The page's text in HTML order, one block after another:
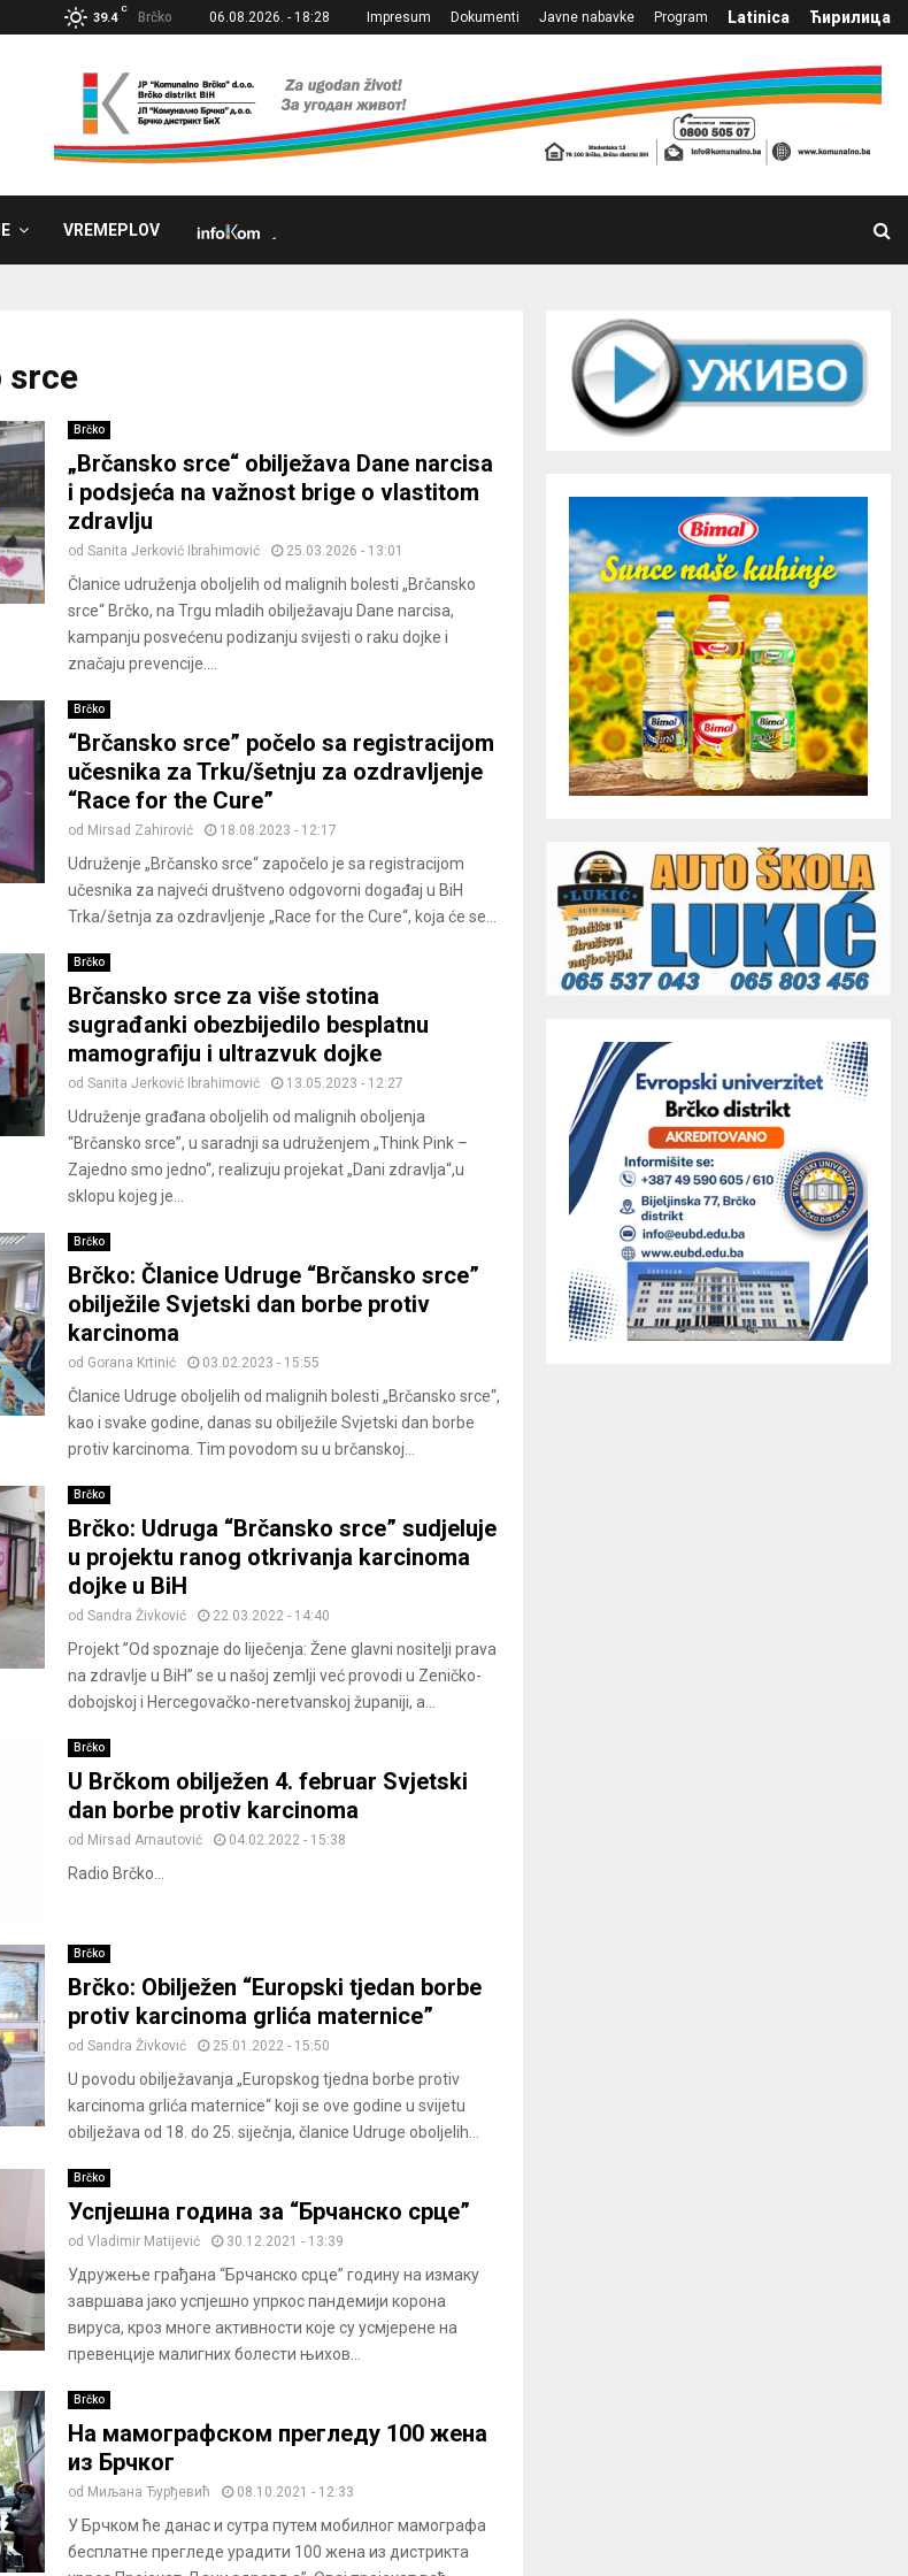
39.4
C
Brčko 06.08.2026. - 18:28 Impresum Dokumenti Javne nabavke Program Latinica Ћирилица
VREMEPLOV
srce
Brčko
„Brčansko srce“ obilježava Dane narcisa
i podsjeća na važnost brige o vlastitom
zdravlju
od Sanita Jerković Ibrahimović 25.03.2026 - 13:01
Članice udruženja oboljelih od malignih bolesti „Brčansko
srce“ Brčko, na Trgu mladih obilježavaju Dane narcisa,
kampanju posvećenu podizanju svijesti o raku dojke i
značaju prevencije....
Brčko
“Brčansko srce” počelo sa registracijom
učesnika za Trku/šetnju za ozdravljenje
“Race for the Cure”
od Mirsad Zahirović 18.08.2023 - 12:17
Udruženje „Brčansko srce“ započelo je sa registracijom
učesnika za najveći društveno odgovorni događaj u BiH
Trka/šetnja za ozdravljenje „Race for the Cure“, koja će se...
Brčko
Brčansko srce za više stotina
sugrađanki obezbijedilo besplatnu
mamografiju i ultrazvuk dojke
od Sanita Jerković Ibrahimović 13.05.2023 - 12:27
Udruženje građana oboljelih od malignih oboljenja
“Brčansko srce”, u saradnji sa udruženjem „Think Pink –
Zajedno smo jedno“, realizuju projekat „Dani zdravlja“,u
sklopu kojeg je...
Brčko
Brčko: Članice Udruge “Brčansko srce”
obilježile Svjetski dan borbe protiv
karcinoma
od Gorana Krtinić 03.02.2023 - 15:55
Članice Udruge oboljelih od malignih bolesti „Brčansko srce“,
kao i svake godine, danas su obilježile Svjetski dan borbe
protiv karcinoma. Tim povodom su u brčanskoj...
Brčko
Brčko: Udruga “Brčansko srce” sudjeluje
u projektu ranog otkrivanja karcinoma
dojke u BiH
od Sandra Živković 22.03.2022 - 14:40
Projekt ”Od spoznaje do liječenja: Žene glavni nositelji prava
na zdravlje u BiH” se u našoj zemlji već provodi u Zeničko-
dobojskoj i Hercegovačko-neretvanskoj županiji, a...
Brčko
U Brčkom obilježen 4. februar Svjetski
dan borbe protiv karcinoma
od Mirsad Arnautović 04.02.2022 - 15:38
Radio Brčko...
Brčko
Brčko: Obilježen “Europski tjedan borbe
protiv karcinoma grlića maternice”
od Sandra Živković 25.01.2022 - 15:50
U povodu obilježavanja „Europskog tjedna borbe protiv
karcinoma grlića maternice“ koji se ove godine u svijetu
obilježava od 18. do 25. siječnja, članice Udruge oboljelih...
Brčko
Успјешна година за “Брчанско срце”
od Vladimir Matijević 30.12.2021 - 13:39
Удружење грађана “Брчанско срце” годину на измаку
завршава јако успјешно упркос пандемији корона
вируса, кроз многе активности које су усмјерене на
превенције малигних болести њихов...
Brčko
На мамографском прегледу 100 жена
из Брчког
od Миљана Ђурђевић 08.10.2021 - 12:33
У Брчком ће данас и сутра путем мобилног мамографа
бесплатне прегледе урадити 100 жена из дистрикта